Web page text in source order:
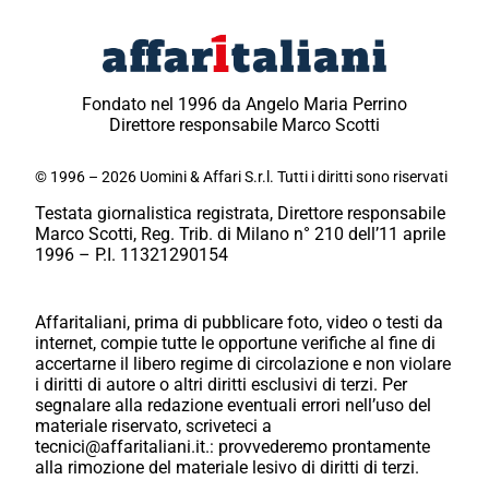
Fondato nel 1996 da Angelo Maria Perrino
Direttore responsabile Marco Scotti
© 1996 – 2026 Uomini & Affari S.r.l. Tutti i diritti sono riservati
Testata giornalistica registrata, Direttore responsabile
Marco Scotti, Reg. Trib. di Milano n° 210 dell’11 aprile
1996 – P.I. 11321290154
Affaritaliani, prima di pubblicare foto, video o testi da
internet, compie tutte le opportune verifiche al fine di
accertarne il libero regime di circolazione e non violare
i diritti di autore o altri diritti esclusivi di terzi. Per
segnalare alla redazione eventuali errori nell’uso del
materiale riservato, scriveteci a
tecnici@affaritaliani.it.: provvederemo prontamente
alla rimozione del materiale lesivo di diritti di terzi.